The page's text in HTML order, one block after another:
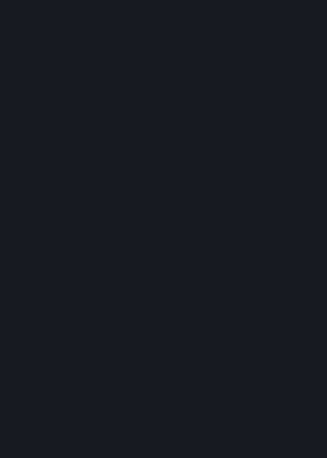
Для определённого контента и услуг
периодический (ежемесячный или
который взимается регулярная плата.
подписка не использовалась в
периода, вы можете запросить
часов с момента покупки или с
продления. Контент считается
текущего платёжного периода вы
подписки либо использовали,
преимущества или скидки, входящие в
Обратите внимание, что вы можете
подписку в любое время, перейдя на
После отмены ваша подписка больше
продлеваться, но у вас останется
преимуществам до окончания
Вы можете запросить возврат средств
аксессуары, купленные в Steam, в